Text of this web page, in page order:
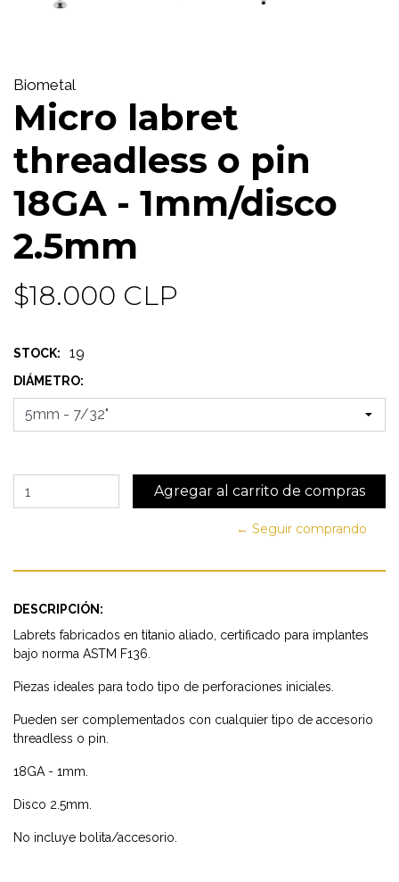
Biometal
Micro labret
threadless o pin
18GA - 1mm/disco
2.5mm
$18.000 CLP
STOCK: 19
DIÁMETRO:
← Seguir comprando
DESCRIPCIÓN:
Labrets fabricados en titanio aliado, certificado para implantes
bajo norma ASTM F136.
Piezas ideales para todo tipo de perforaciones iniciales.
Pueden ser complementados con cualquier tipo de accesorio
threadless o pin.
18GA - 1mm.
Disco 2.5mm.
No incluye bolita/accesorio.